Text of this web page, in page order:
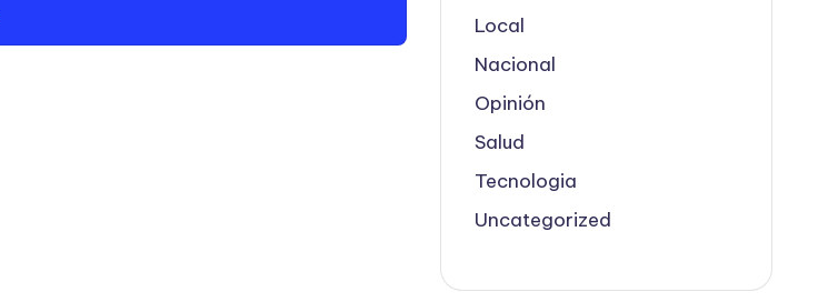
Local
Nacional
Opinión
Salud
Tecnologia
Uncategorized